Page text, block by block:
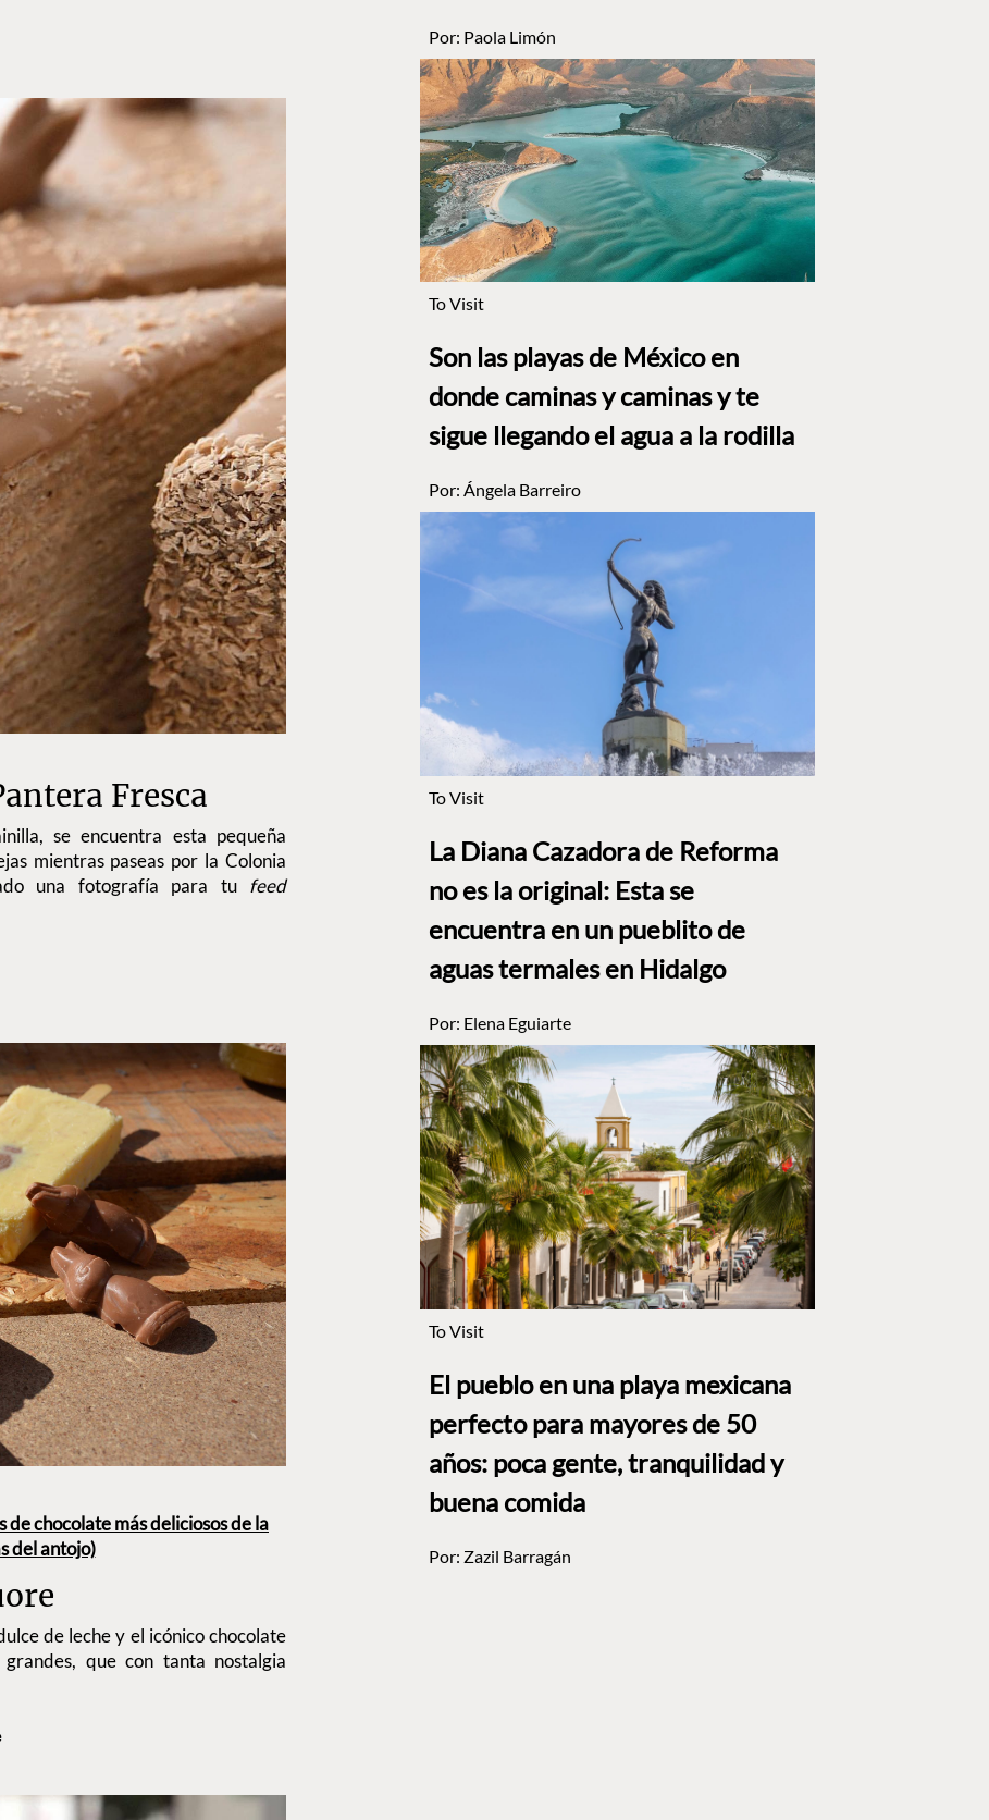
Fresca
se encuentra esta pequeña
mientras paseas por la Colonia
una fotografía para tu feed
de chocolate más deliciosos de la
del antojo)
de leche y el icónico chocolate
que con tanta nostalgia
Por: Paola Limón
To Visit
Son las playas de México en
donde caminas y caminas y te
sigue llegando el agua a la rodilla
Por: Ángela Barreiro
To Visit
La Diana Cazadora de Reforma
no es la original: Esta se
encuentra en un pueblito de
aguas termales en Hidalgo
Por: Elena Eguiarte
To Visit
El pueblo en una playa mexicana
perfecto para mayores de 50
años: poca gente, tranquilidad y
buena comida
Por: Zazil Barragán